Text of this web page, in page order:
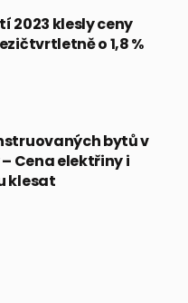
2023 klesly ceny
o 1,8 %
bytů v
Cena elektřiny i
klesat